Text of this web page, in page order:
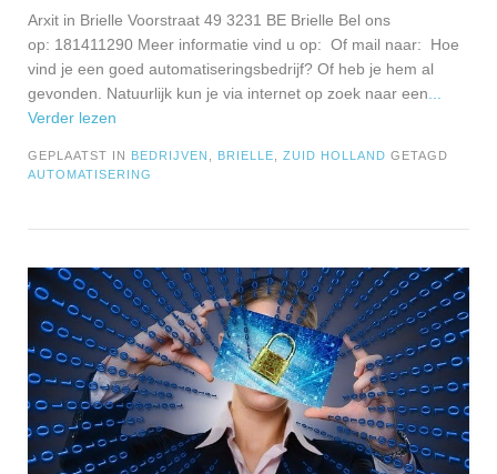
Arxit in Brielle Voorstraat 49 3231 BE Brielle Bel ons
op: 181411290 Meer informatie vind u op: Of mail naar: Hoe
vind je een goed automatiseringsbedrijf? Of heb je hem al
gevonden. Natuurlijk kun je via internet op zoek naar een
Verder lezen
GEPLAATST IN BEDRIJVEN BRIELLE ZUID HOLLAND GETAGD
AUTOMATISERING